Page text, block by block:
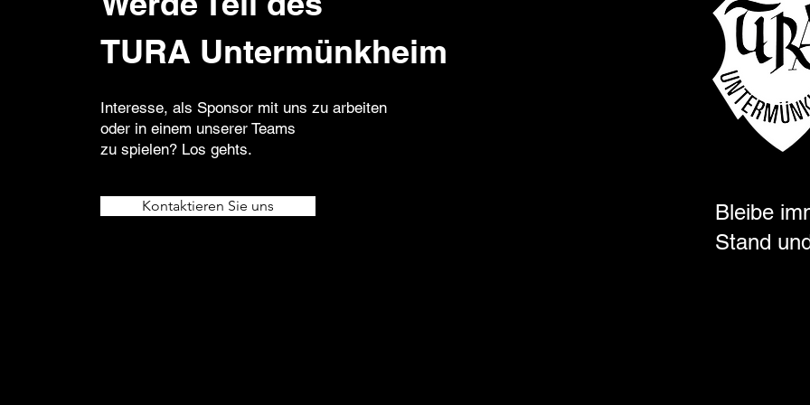
TURA Untermünkheim
Interesse, als Sponsor mit uns zu arbeiten
oder in einem unserer Teams
zu spielen? Los gehts.
Kontaktieren Sie uns
Bleibe
Stand